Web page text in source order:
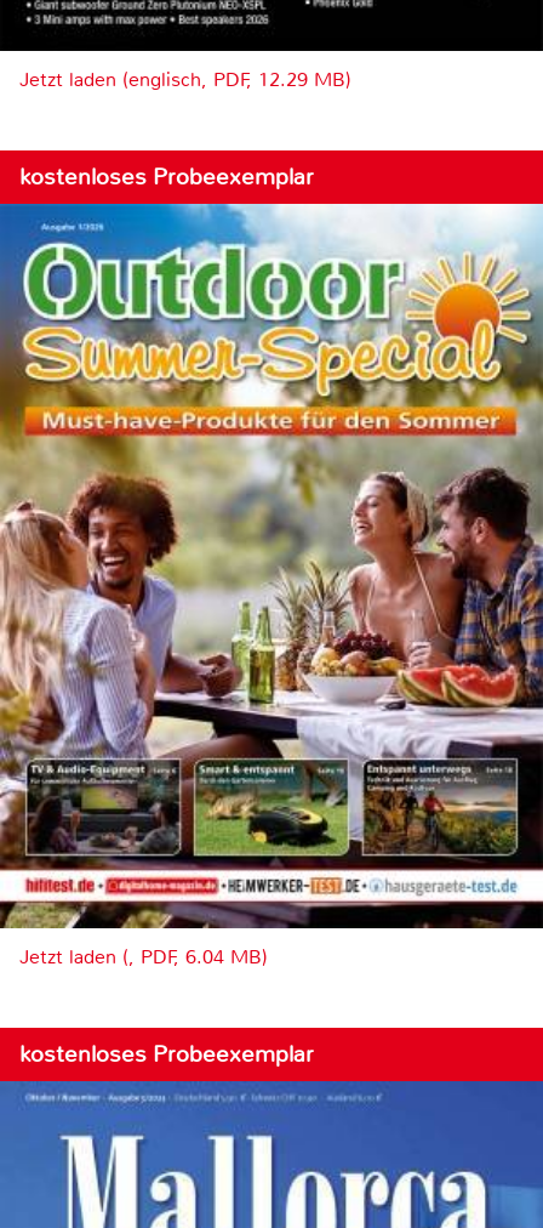
Jetzt laden (englisch, PDF, 12.29 MB)
kostenloses Probeexemplar
Jetzt laden (, PDF, 6.04 MB)
kostenloses Probeexemplar